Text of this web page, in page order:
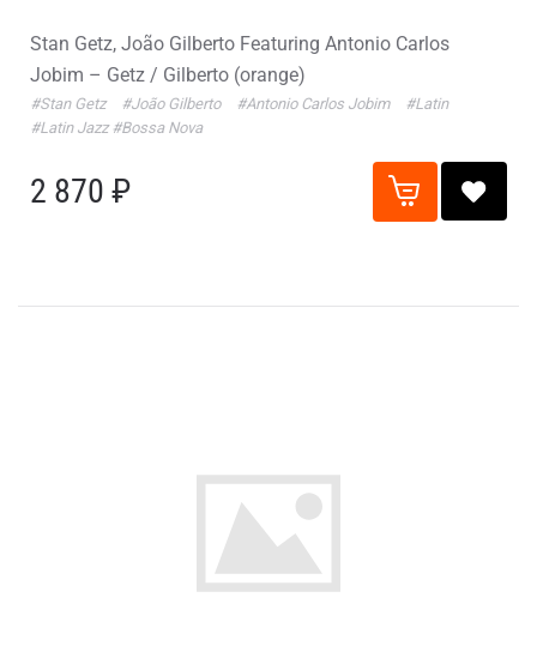
Stan Getz, João Gilberto Featuring Antonio Carlos
Jobim – Getz / Gilberto (orange)
#Stan Getz #João Gilberto #Antonio Carlos Jobim
#Latin
#Latin Jazz #Bossa Nova
2 870 ₽